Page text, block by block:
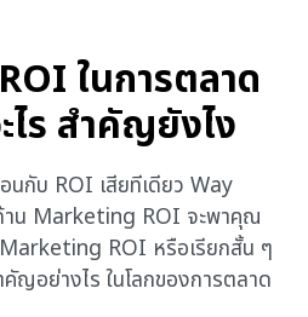
ในการตลาด
ร สำคัญยังไง
กับ ROI เสียทีเดียว Way
าน Marketing ROI จะพาคุณ
Marketing ROI หรือเรียกสั้น ๆ
ญอย่างไร ในโลกของการตลาด